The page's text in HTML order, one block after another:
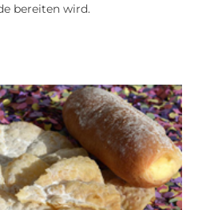
bereiten wird.